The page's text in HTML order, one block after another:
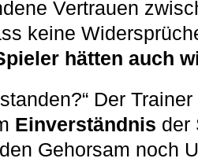
Vertrauen
keine
hätten auch
Der
Einverständnis der
Gehorsam noch